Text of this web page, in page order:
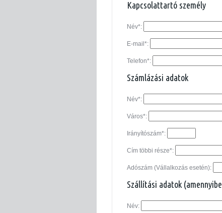
Kapcsolattartó személy
Név*:
E-mail*:
Telefon*:
Számlázási adatok
Név*:
Város*:
Irányítószám*:
Cím többi része*:
Adószám (Vállalkozás esetén):
Szállítási adatok
Név: